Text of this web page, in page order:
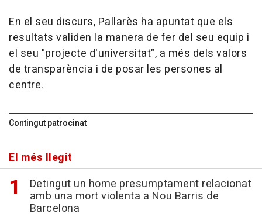
En el seu discurs, Pallarès ha apuntat que els
resultats validen la manera de fer del seu equip i
el seu "projecte d'universitat", a més dels valors
de transparència i de posar les persones al
centre.
Contingut patrocinat
El més llegit
Detingut un home presumptament relacionat
amb una mort violenta a Nou Barris de
Barcelona